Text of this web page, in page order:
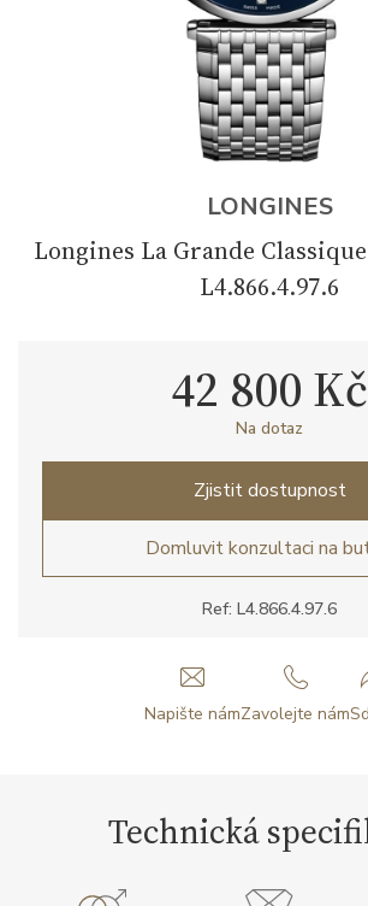
LONGINES
Longines La Grande
L4.866.4.97.6
Ref: L4.866.4.97.6
42 800 Kč
Na dotaz
Zjistit dostupnost
Domluvit konzultaci na
Napište námZavolejte nám
Technická